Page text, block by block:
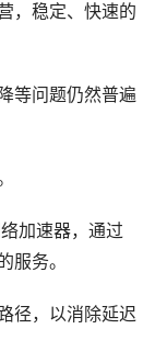
，稳定、快速的
等问题仍然普遍
加速器，通过
服务。
径，以消除延迟